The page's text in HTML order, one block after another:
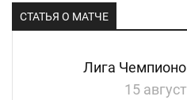
СТАТЬЯ О МАТЧЕ
Лига
15